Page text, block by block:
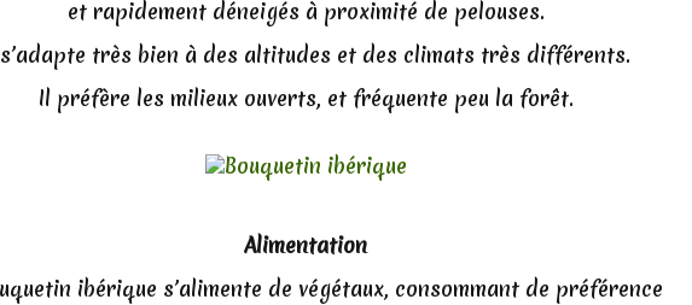
et rapidement déneigés à proximité de pelouses.
très bien à des altitudes et des climats très différents.
Il préfère les milieux ouverts, et fréquente peu la forêt.
Alimentation
ibérique s’alimente de végétaux, consommant de préférence